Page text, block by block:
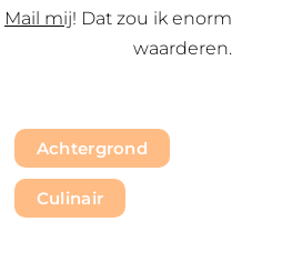
Mail mij! Dat zou ik enorm
waarderen.
Achtergrond
Culinair